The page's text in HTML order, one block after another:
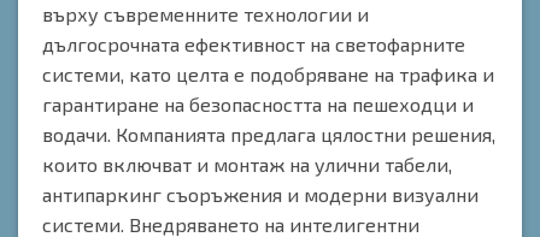
върху съвременните технологии и
дългосрочната ефективност на светофарните
системи, като целта е подобряване на трафика и
гарантиране на безопасността на пешеходци и
водачи. Компанията предлага цялостни решения,
които включват и монтаж на улични табели,
антипаркинг съоръжения и модерни визуални
системи. Внедряването на интелигентни